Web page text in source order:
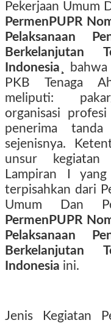
Pekerjaan Umum
PermenPUPR
Pelaksanaan
Berkelanjutan
Indonesia¸
PKB Tenaga
meliputi:
organisasi
penerima
sejenisnya.
unsur
Lampiran I
terpisahkan dari
Umum Dan
PermenPUPR
Pelaksanaan
Berkelanjutan
Indonesia ini.
Jenis Kegiatan